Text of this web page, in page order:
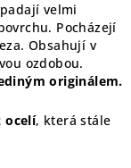
velmi
Pocházejí
Obsahují v
ozdobou.
originálem.
ocelí, která stále